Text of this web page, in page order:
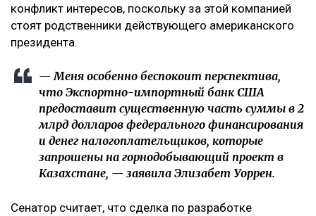
конфликт интересов, поскольку за этой компанией
стоят родственники действующего американского
президента.
— Меня особенно беспокоит перспектива,
что Экспортно-импортный банк США
предоставит существенную часть суммы в 2
млрд долларов федерального финансирования
и денег налогоплательщиков, которые
запрошены на горнодобывающий проект в
Казахстане, — заявила Элизабет Уоррен.
Сенатор считает, что сделка по разработке